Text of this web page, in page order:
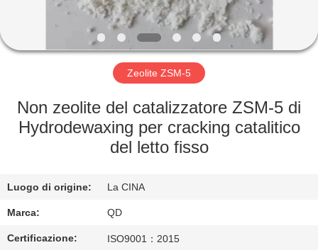
GIRO
FABBRICA
CONTROLLO
QUALITÀ
CONTATTICI
Zeolite ZSM-5
Non zeolite del catalizzatore ZSM-5 di
Hydrodewaxing per cracking catalitico
del letto fisso
Luogo di origine: La CINA
Marca: QD
Certificazione: ISO9001：2015